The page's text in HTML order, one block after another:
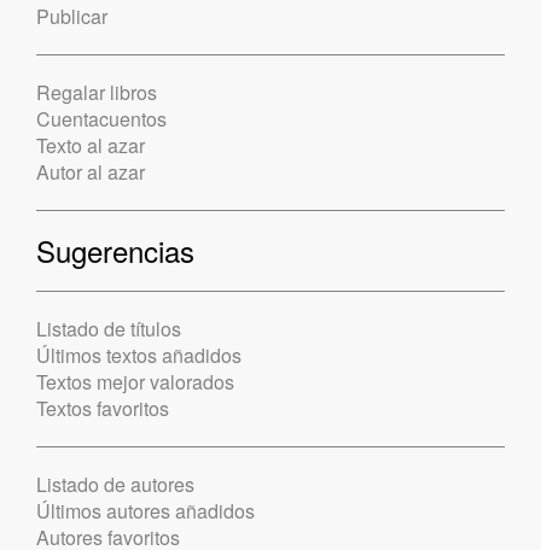
Publicar
Regalar libros
Cuentacuentos
Texto al azar
Autor al azar
Sugerencias
Listado de títulos
Últimos textos añadidos
Textos mejor valorados
Textos favoritos
Listado de autores
Últimos autores añadidos
Autores favoritos